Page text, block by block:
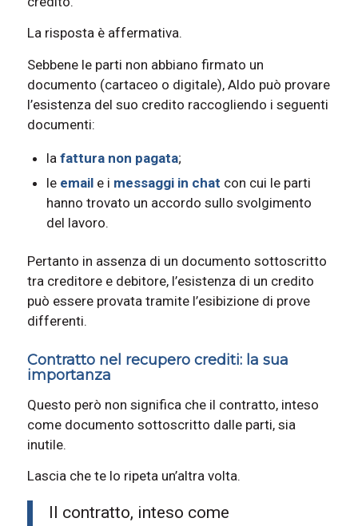
La risposta è affermativa.
Sebbene le parti non abbiano firmato un
documento (cartaceo o digitale), Aldo può provare
l’esistenza del suo credito raccogliendo i seguenti
documenti:
la fattura non pagata;
le emaile i messaggi in chat con cui le parti
hanno trovato un accordo sullo svolgimento
del lavoro.
Pertanto in assenza di un documento sottoscritto
tra creditore e debitore, l’esistenza di un credito
può essere provata tramite l’esibizione di prove
differenti.
Contratto nel recupero crediti: la sua
importanza
Questo però non significa che il contratto, inteso
come documento sottoscritto dalle parti, sia
inutile.
Lascia che te lo ripeta un’altra volta.
Il contratto, inteso come